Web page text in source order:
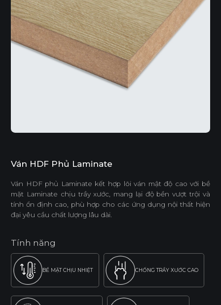
Ván HDF Phủ Laminate
Ván HDF phủ Laminate kết hợp lõi ván mật độ cao với bề
mặt Laminate chịu trầy xước, mang lại độ bền vượt trội và
tính ổn định cao, phù hợp cho các ứng dụng nội thất hiện
đại yêu cầu chất lượng lâu dài.
Tính năng
BỀ MẶT CHỊU NHIỆT CHỐNG TRẦY XƯỚC CAO